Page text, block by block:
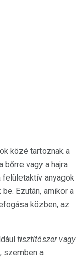
közé tartoznak a
bőrre vagy a hajra
anyagok
Ezután, amikor a
közben, az
tisztítószer vagy
szemben a